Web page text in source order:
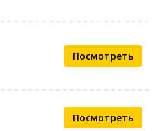
Посмотреть
Посмотреть